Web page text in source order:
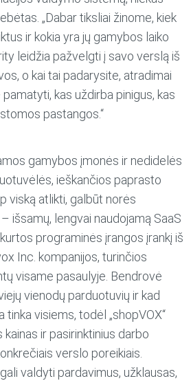
„Dabar tiksliai žinome, kiek
ir kokia yra jų gamybos laiko
leidžia pažvelgti į savo verslą iš
o kai tai padarysite, atradimai
kas uždirba pinigus, kas
pastangos.“
gamybos įmonės ir nedidelės
ieškančios paprasto
viską atlikti, galbūt norės
išsamų, lengvai naudojamą SaaS
programinės įrangos įrankį iš
Inc. kompanijos, turinčios
visame pasaulyje. Bendrovė
vienodų parduotuvių ir kad
tinka visiems, todėl „shopVOX“
ir pasirinktinius darbo
verslo poreikiais.
valdyti pardavimus, užklausas,